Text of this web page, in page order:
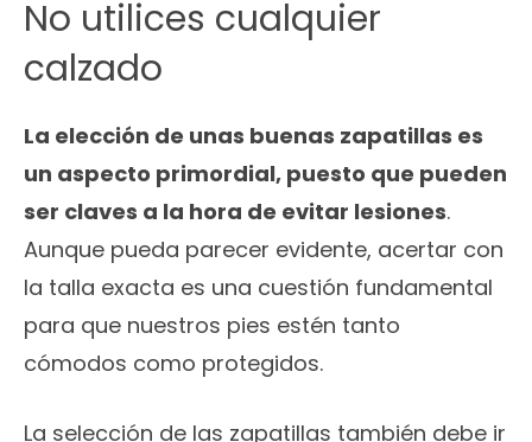
No utilices cualquier
calzado
La elección de unas buenas zapatillas es
un aspecto primordial, puesto que pueden
ser claves a la hora de evitar lesiones.
Aunque pueda parecer evidente, acertar con
la talla exacta es una cuestión fundamental
para que nuestros pies estén tanto
cómodos como protegidos.
La selección de las zapatillas también debe ir